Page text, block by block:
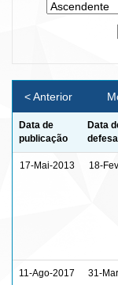
< Anterior
Data de
publicação
Data
defesa
17-Mai-2013 18-
11-Ago-2017 31-